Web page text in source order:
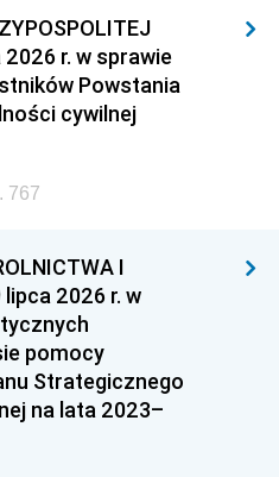
2026 r. w sprawie
Powstania
cywilnej
767
I
lipca 2026 r. w
pomocy
Strategicznego
na lata 2023–